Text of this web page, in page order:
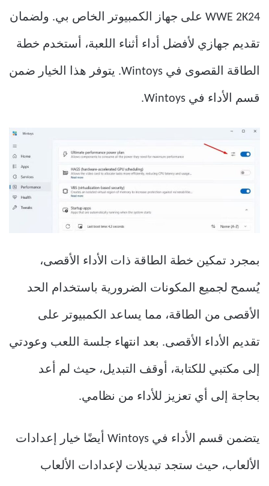
WWE 2K24 على جهاز الكمبيوتر الخاص بي. ولضمان
تقديم جهازي لأفضل أداء أثناء اللعبة، أستخدم خطة
الطاقة القصوى في Wintoys. يتوفر هذا الخيار ضمن
قسم الأداء في Wintoys.
بمجرد تمكين خطة الطاقة ذات الأداء الأقصى،
يُسمح لجميع المكونات الضرورية باستخدام الحد
الأقصى من الطاقة، مما يساعد الكمبيوتر على
تقديم الأداء الأقصى. بعد انتهاء جلسة اللعب وعودتي
إلى مكتبي للكتابة، أوقف التبديل، حيث لم أعد
بحاجة إلى أي تعزيز للأداء من نظامي.
يتضمن قسم الأداء في Wintoys أيضًا خيار إعدادات
الألعاب، حيث ستجد تبديلات لإعدادات الألعاب